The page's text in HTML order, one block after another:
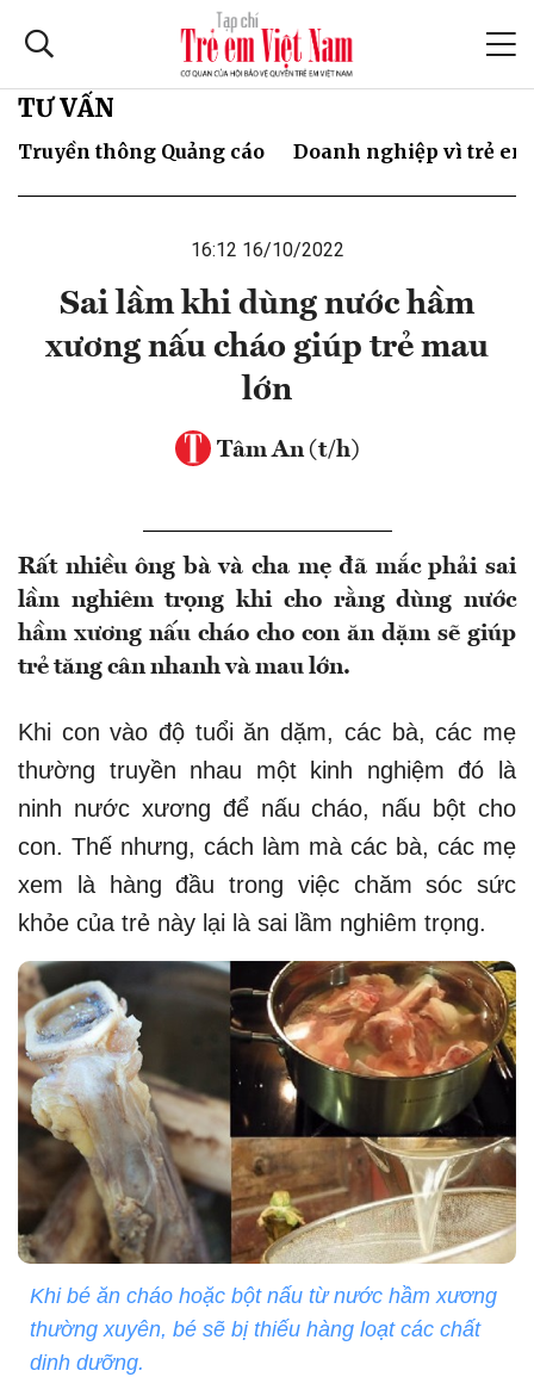
TƯ VẤN
Truyền thông Quảng cáo Doanh nghiệp vì trẻ em
16:12 16/10/2022
Sai lầm khi dùng nước hầm
xương nấu cháo giúp trẻ mau
lớn
Tâm An (t/h)
Rất nhiều ông bà và cha mẹ đã mắc phải sai
lầm nghiêm trọng khi cho rằng dùng nước
hầm xương nấu cháo cho con ăn dặm sẽ giúp
trẻ tăng cân nhanh và mau lớn.
Khi con vào độ tuổi ăn dặm, các bà, các mẹ
thường truyền nhau một kinh nghiệm đó là
ninh nước xương để nấu cháo, nấu bột cho
con. Thế nhưng, cách làm mà các bà, các mẹ
xem là hàng đầu trong việc chăm sóc sức
khỏe của trẻ này lại là sai lầm nghiêm trọng.
Khi bé ăn cháo hoặc bột nấu từ nước hầm xương
thường xuyên, bé sẽ bị thiếu hàng loạt các chất
dinh dưỡng.